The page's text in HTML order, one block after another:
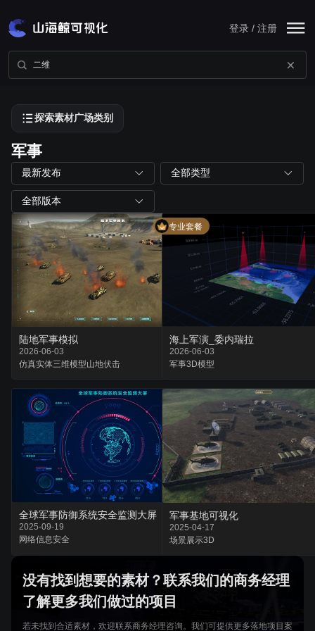
登录 / 注册
探索素材广场类别
军事
最新发布 全部类型
全部版本
专业套餐
陆地军事模拟
2026-06-03
仿真实体三维模型山地伏击
海上军演_委内瑞拉
2026-06-03
军事3D模型
全球军事防御系统安全监测大屏
2025-09-19
网络信息安全
军事基地可视化
2025-04-17
场景展示3D
没有找到想要的素材？联系我们的商务经理
了解更多我们做过的项目
若未找到合适素材，欢迎联系商务经理咨询。我们可提供更多落地项目案